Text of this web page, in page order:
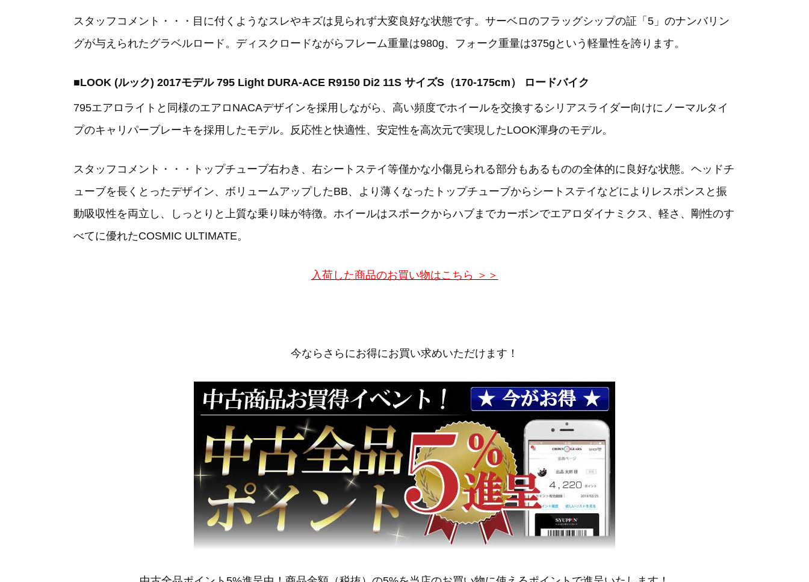
スタッフコメント・・・目に付くようなスレやキズは見られず大変良好な状態です。サーベロのフラッグシップの証「5」のナンバリン
グが与えられたグラベルロード。ディスクロードながらフレーム重量は980g、フォーク重量は375gという軽量性を誇ります。
■LOOK (ルック) 2017モデル 795 Light DURA-ACE R9150 Di2 11S サイズS（170-175cm） ロードバイク
795エアロライトと同様のエアロNACAデザインを採用しながら、高い頻度でホイールを交換するシリアスライダー向けにノーマルタイ
プのキャリパーブレーキを採用したモデル。反応性と快適性、安定性を高次元で実現したLOOK渾身のモデル。
スタッフコメント・・・トップチューブ右わき、右シートステイ等僅かな小傷見られる部分もあるものの全体的に良好な状態。ヘッドチ
ューブを長くとったデザイン、ボリュームアップしたBB、より薄くなったトップチューブからシートステイなどによりレスポンスと振
動吸収性を両立し、しっとりと上質な乗り味が特徴。ホイールはスポークからハブまでカーボンでエアロダイナミクス、軽さ、剛性のす
べてに優れたCOSMIC ULTIMATE。
入荷した商品のお買い物はこちら ＞＞
今ならさらにお得にお買い求めいただけます！